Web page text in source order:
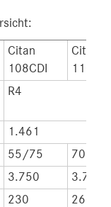
Citan
108CDI
Citan
110CDI
R4
1.461
55/75
70/95
3.750
3.750
230 260